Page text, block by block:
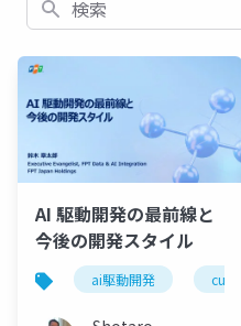
AI 駆動開発の最前線と
今後の開発スタイル
ai駆動開発 cursor